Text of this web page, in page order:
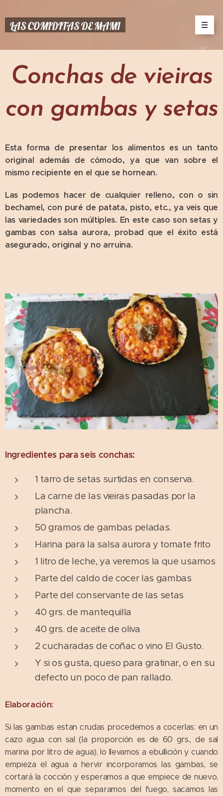
LAS COMIDITAS DE MAMI
Conchas de vieiras
con gambas y setas
Esta forma de presentar los alimentos es un tanto
original además de cómodo, ya que van sobre el
mismo recipiente en el que se hornean.
Las podemos hacer de cualquier relleno, con o sin
bechamel, con puré de patata, pisto, etc., ya veis que
las variedades son múltiples. En este caso son setas y
gambas con salsa aurora, probad que el éxito está
asegurado, original y no arruina.
Ingredientes para seis conchas:
1 tarro de setas surtidas en conserva.
La carne de las vieiras pasadas por la
plancha.
50 gramos de gambas peladas.
Harina para la salsa aurora y tomate frito
1 litro de leche, ya veremos la que usamos
Parte del caldo de cocer las gambas
Parte del conservante de las setas
40 grs. de mantequilla
40 grs. de aceite de oliva
2 cucharadas de coñac o vino El Gusto.
Y si os gusta, queso para gratinar, o en su
defecto un poco de pan rallado.
Elaboración:
Si las gambas estan crudas procedemos a cocerlas: en un
cazo agua con sal (la proporción es de 60 grs., de sal
marina por litro de agua), lo llevamos a ebullición y cuando
empieza el agua a hervir incorporamos las gambas, se
cortará la cocción y esperamos a que empiece de nuevo,
momento en el que separamos del fuego, sacamos las